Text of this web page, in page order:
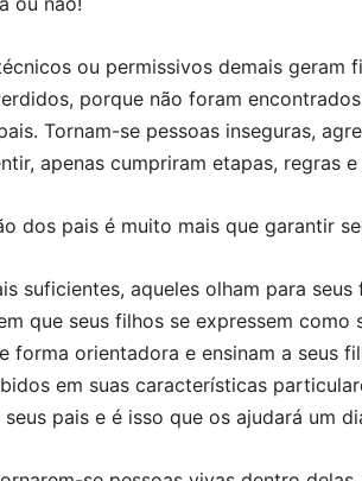
ou permissivos demais geram
porque não foram
Tornam-se pessoas inseguras,
apenas cumpriram etapas, regras
dos pais é muito mais que garantir
suficientes, aqueles olham para
que seus filhos se expressem como
forma orientadora e ensinam a seus
em suas características
seus pais e é isso que os ajudará um